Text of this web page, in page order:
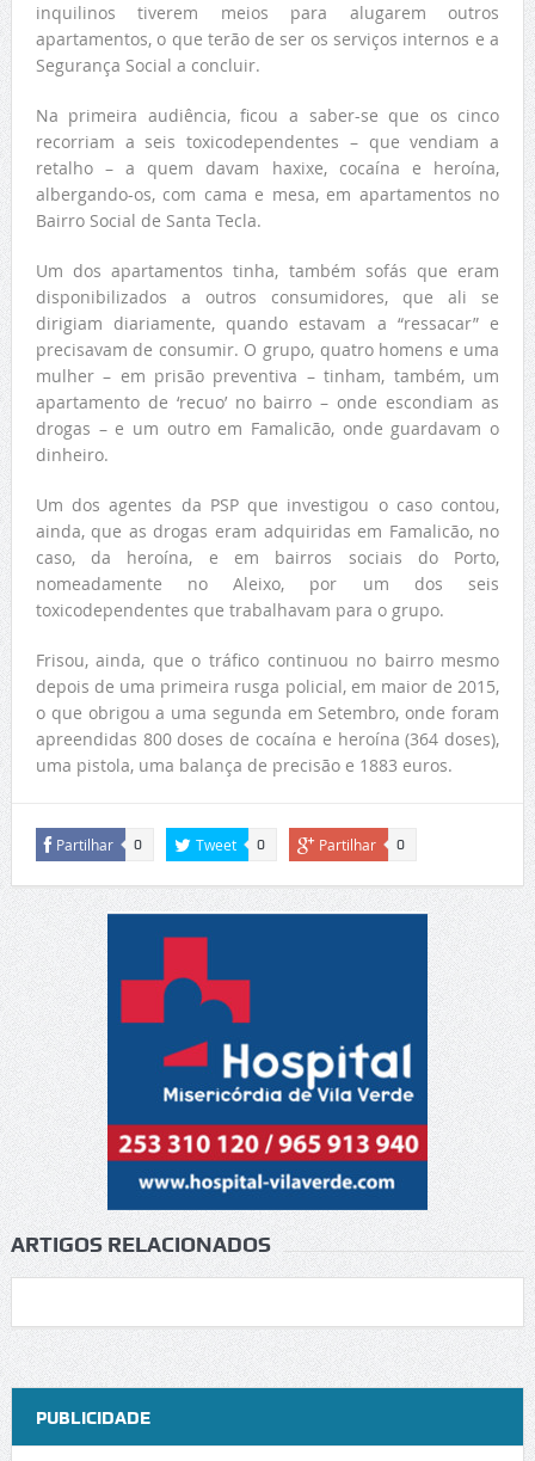
inquilinos tiverem meios para alugarem outros
apartamentos, o que terão de ser os serviços internos e a
Segurança Social a concluir.
Na primeira audiência, ficou a saber-se que os cinco
recorriam a seis toxicodependentes – que vendiam a
retalho – a quem davam haxixe, cocaína e heroína,
albergando-os, com cama e mesa, em apartamentos no
Bairro Social de Santa Tecla.
Um dos apartamentos tinha, também sofás que eram
disponibilizados a outros consumidores, que ali se
dirigiam diariamente, quando estavam a “ressacar” e
precisavam de consumir. O grupo, quatro homens e uma
mulher – em prisão preventiva – tinham, também, um
apartamento de ‘recuo’ no bairro – onde escondiam as
drogas – e um outro em Famalicão, onde guardavam o
dinheiro.
Um dos agentes da PSP que investigou o caso contou,
ainda, que as drogas eram adquiridas em Famalicão, no
caso, da heroína, e em bairros sociais do Porto,
nomeadamente no Aleixo, por um dos seis
toxicodependentes que trabalhavam para o grupo.
Frisou, ainda, que o tráfico continuou no bairro mesmo
depois de uma primeira rusga policial, em maior de 2015,
o que obrigou a uma segunda em Setembro, onde foram
apreendidas 800 doses de cocaína e heroína (364 doses),
uma pistola, uma balança de precisão e 1883 euros.
Partilhar 0 Tweet 0 Partilhar 0
ARTIGOS RELACIONADOS
PUBLICIDADE